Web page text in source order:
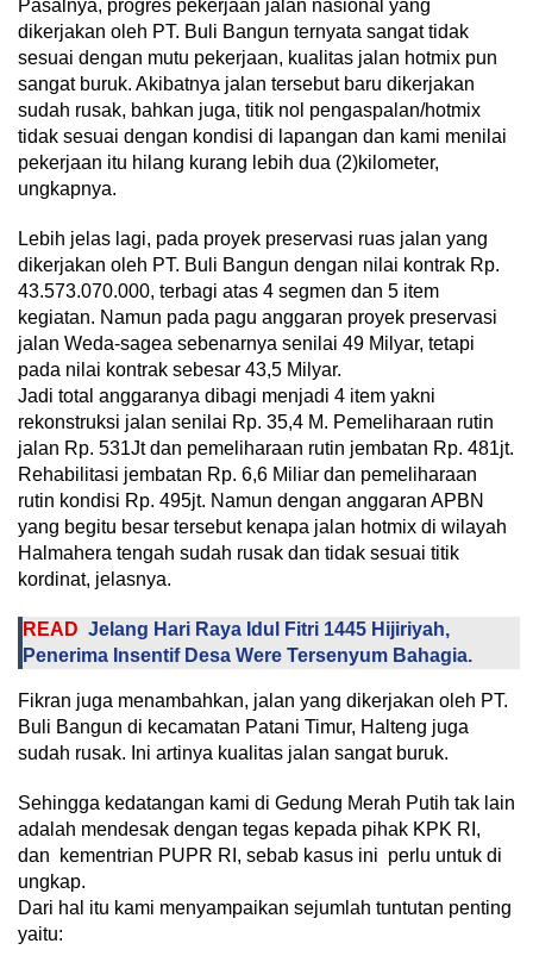
Pasalnya, progres pekerjaan jalan nasional yang
dikerjakan oleh PT. Buli Bangun ternyata sangat tidak
sesuai dengan mutu pekerjaan, kualitas jalan hotmix pun
sangat buruk. Akibatnya jalan tersebut baru dikerjakan
sudah rusak, bahkan juga, titik nol pengaspalan/hotmix
tidak sesuai dengan kondisi di lapangan dan kami menilai
pekerjaan itu hilang kurang lebih dua (2)kilometer,
ungkapnya.
Lebih jelas lagi, pada proyek preservasi ruas jalan yang
dikerjakan oleh PT. Buli Bangun dengan nilai kontrak Rp.
43.573.070.000, terbagi atas 4 segmen dan 5 item
kegiatan. Namun pada pagu anggaran proyek preservasi
jalan Weda-sagea sebenarnya senilai 49 Milyar, tetapi
pada nilai kontrak sebesar 43,5 Milyar.
Jadi total anggaranya dibagi menjadi 4 item yakni
rekonstruksi jalan senilai Rp. 35,4 M. Pemeliharaan rutin
jalan Rp. 531Jt dan pemeliharaan rutin jembatan Rp. 481jt.
Rehabilitasi jembatan Rp. 6,6 Miliar dan pemeliharaan
rutin kondisi Rp. 495jt. Namun dengan anggaran APBN
yang begitu besar tersebut kenapa jalan hotmix di wilayah
Halmahera tengah sudah rusak dan tidak sesuai titik
kordinat, jelasnya.
READ Jelang Hari Raya Idul Fitri 1445 Hijiriyah,
Penerima Insentif Desa Were Tersenyum Bahagia.
Fikran juga menambahkan, jalan yang dikerjakan oleh PT.
Buli Bangun di kecamatan Patani Timur, Halteng juga
sudah rusak. Ini artinya kualitas jalan sangat buruk.
Sehingga kedatangan kami di Gedung Merah Putih tak lain
adalah mendesak dengan tegas kepada pihak KPK RI,
dan kementrian PUPR RI, sebab kasus ini perlu untuk di
ungkap.
Dari hal itu kami menyampaikan sejumlah tuntutan penting
yaitu: